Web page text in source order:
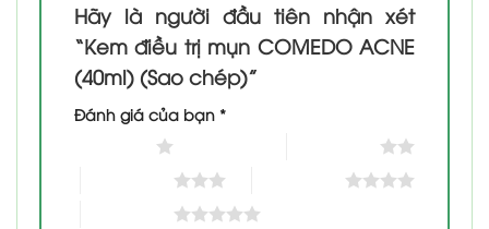
Hãy là người đầu tiên nhận xét
“Kem điều trị mụn COMEDO ACNE
(40ml) (Sao chép)”
Đánh giá của bạn *